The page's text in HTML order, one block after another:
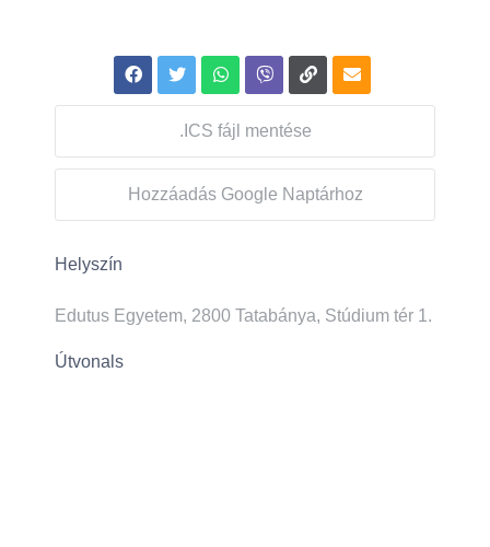
.ICS fájl mentése
Hozzáadás Google Naptárhoz
Helyszín
Edutus Egyetem, 2800 Tatabánya, Stúdium tér 1.
Útvonals